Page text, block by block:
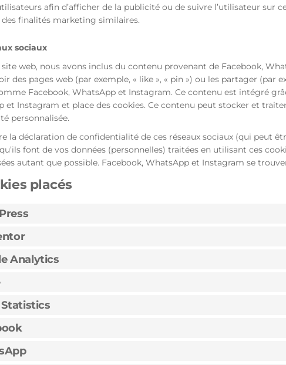
afin d’afficher de la publicité ou de suivre l’utilisateur sur
des finalités marketing similaires.
sociaux
web, nous avons inclus du contenu provenant de Facebook,
des pages web (par exemple, « like », « pin ») ou les partager (par
Facebook, WhatsApp et Instagram. Ce contenu est intégré
et Instagram et place des cookies. Ce contenu peut stocker et
personnalisée.
la déclaration de confidentialité de ces réseaux sociaux (qui peut
font de vos données (personnelles) traitées en utilisant ces
autant que possible. Facebook, WhatsApp et Instagram se
placés
Analytics